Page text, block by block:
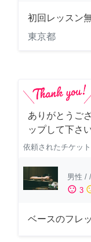
初回レッスン
東京都
ありがとうご
ップして下さい
依頼されたチケット
男性 / /
sentiment_satisfied 3
ベースのフレ